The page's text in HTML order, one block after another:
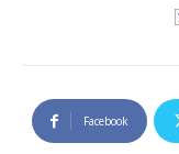
Facebook